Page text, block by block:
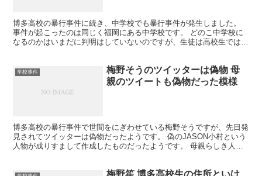
博多高校の暴行事件に続き、中学校でも暴行事件が発生しました。
事件が起こったのは同じく福岡にある中学校です。 どのこ中学校に
なるのかはいまだに判明はしていないのですが、生徒は高校生ではな
学校事件
梅野そうのツイッターは偽物 母
親のツイートも偽物だった模様
博多高校の暴行事件で世間をにぎわせている梅野そうですが、先日発
見されてツイッターは偽物だったようです。 偽のJASON小村という
人物が成りすまして作成したものだったようです。 母親らしき人物
梅野笙 博多高校生の住所といけ